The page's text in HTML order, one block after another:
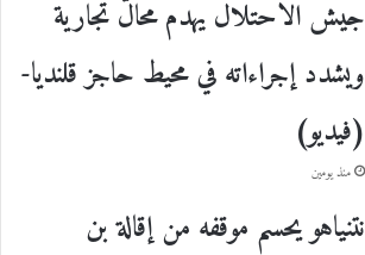
جيش الاحتلال يهدم محالّ تجارية
ويشدد إجراءاته في محيط حاجز قلنديا-
(فيديو)
منذ يومين
نتنياهو يحسم موقفه من إقالة بن